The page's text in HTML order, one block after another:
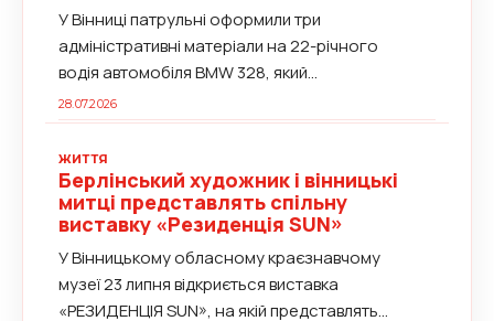
У Вінниці патрульні оформили три
адміністративні матеріали на 22-річного
водія автомобіля BMW 328, який...
28.07.2026
ЖИТТЯ
Берлінський художник і вінницькі
митці представлять спільну
виставку «Резиденція SUN»
У Вінницькому обласному краєзнавчому
музеї 23 липня відкриється виставка
«РЕЗИДЕНЦІЯ SUN», на якій представлять...